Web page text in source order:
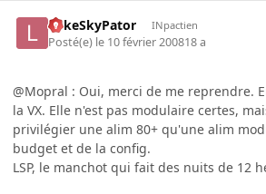
LukeSkyPator INpactien
Posté(e) le 10 février 200818 a
@Mopral : Oui, merci de me reprendre.
la VX. Elle n'est pas modulaire certes,
privilégier une alim 80+ qu'une alim
budget et de la config.
LSP, le manchot qui fait des nuits de 12